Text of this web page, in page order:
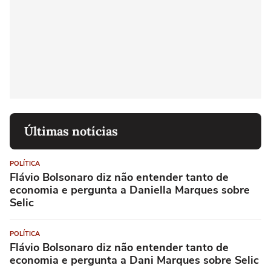
Últimas notícias
POLÍTICA
Flávio Bolsonaro diz não entender tanto de
economia e pergunta a Daniella Marques sobre
Selic
POLÍTICA
Flávio Bolsonaro diz não entender tanto de
economia e pergunta a Dani Marques sobre Selic